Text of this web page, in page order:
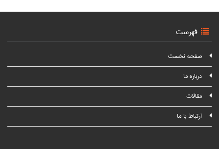
فهرست
صفحه نخست
درباره ما
مقالات
ارتباط با ما